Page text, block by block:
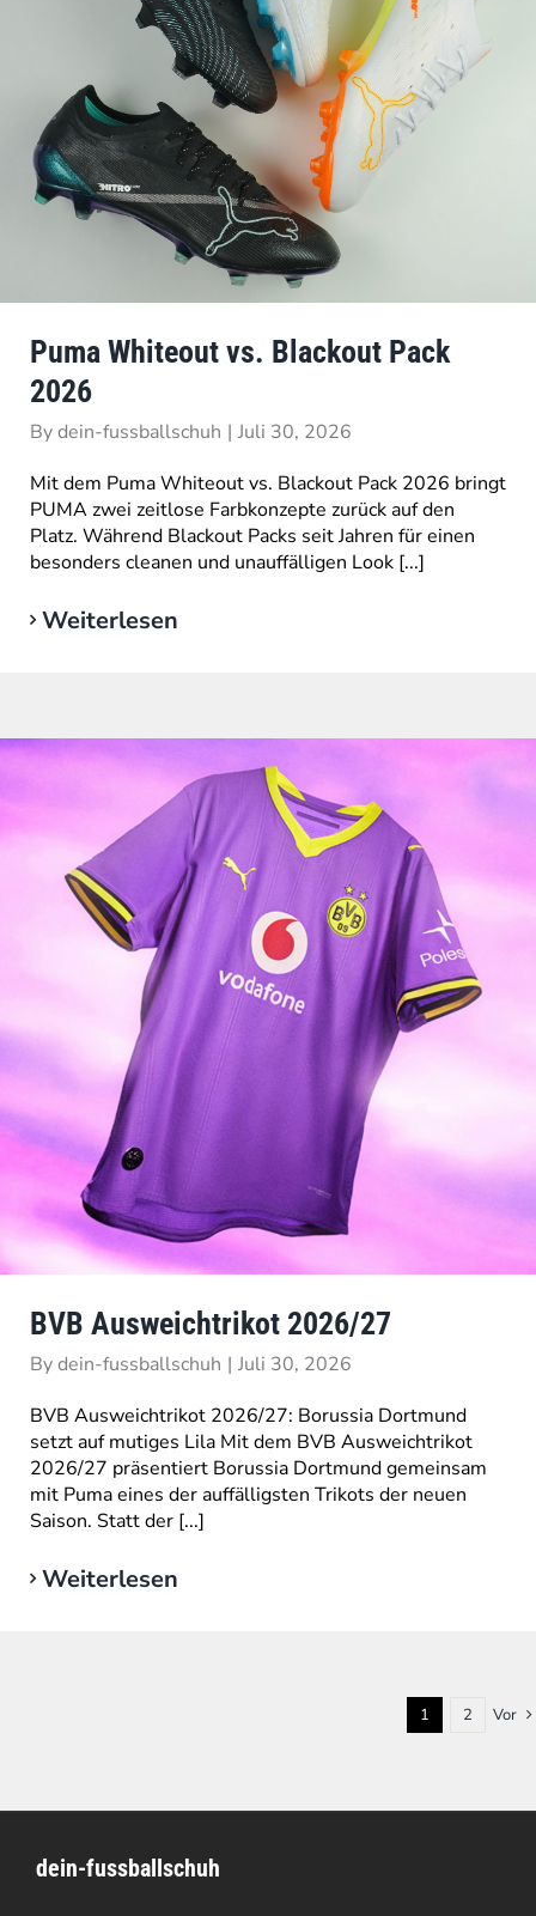
Puma Whiteout vs. Blackout Pack
2026
Bydein-fussballschuh | Juli 30, 2026
Mit dem Puma Whiteout vs. Blackout Pack 2026 bringt
PUMA zwei zeitlose Farbkonzepte zurück auf den
Platz. Während Blackout Packs seit Jahren für einen
besonders cleanen und unauffälligen Look [...]
Weiterlesen
BVB Ausweichtrikot 2026/27
Bydein-fussballschuh | Juli 30, 2026
BVB Ausweichtrikot 2026/27: Borussia Dortmund
setzt auf mutiges Lila Mit dem BVB Ausweichtrikot
2026/27 präsentiert Borussia Dortmund gemeinsam
mit Puma eines der auffälligsten Trikots der neuen
Saison. Statt der [...]
Weiterlesen
1 2 Vor
dein-fussballschuh